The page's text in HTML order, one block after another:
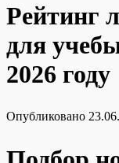
Рейтинг
для
2026 году
Опубликовано